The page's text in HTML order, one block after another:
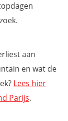
aan
en wat de
Lees hier
Parijs.